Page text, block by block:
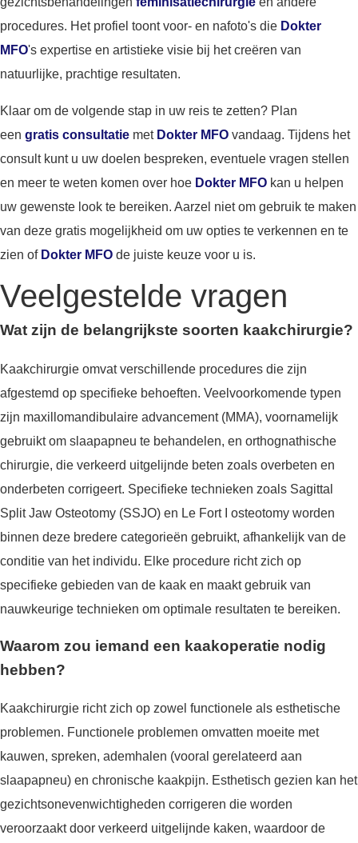
procedures. Het profiel toont voor- en nafoto's die Dokter
MFO's expertise en artistieke visie bij het creëren van
natuurlijke, prachtige resultaten.
Klaar om de volgende stap in uw reis te zetten? Plan
een gratis consultatie met Dokter MFO vandaag. Tijdens het
consult kunt u uw doelen bespreken, eventuele vragen stellen
en meer te weten komen over hoe Dokter MFO kan u helpen
uw gewenste look te bereiken. Aarzel niet om gebruik te maken
van deze gratis mogelijkheid om uw opties te verkennen en te
zien of Dokter MFO de juiste keuze voor u is.
Veelgestelde vragen
Wat zijn de belangrijkste soorten kaakchirurgie?
Kaakchirurgie omvat verschillende procedures die zijn
afgestemd op specifieke behoeften. Veelvoorkomende typen
zijn maxillomandibulaire advancement (MMA), voornamelijk
gebruikt om slaapapneu te behandelen, en orthognathische
chirurgie, die verkeerd uitgelijnde beten zoals overbeten en
onderbeten corrigeert. Specifieke technieken zoals Sagittal
Split Jaw Osteotomy (SSJO) en Le Fort I osteotomy worden
binnen deze bredere categorieën gebruikt, afhankelijk van de
conditie van het individu. Elke procedure richt zich op
specifieke gebieden van de kaak en maakt gebruik van
nauwkeurige technieken om optimale resultaten te bereiken.
Waarom zou iemand een kaakoperatie nodig
hebben?
Kaakchirurgie richt zich op zowel functionele als esthetische
problemen. Functionele problemen omvatten moeite met
kauwen, spreken, ademhalen (vooral gerelateerd aan
slaapapneu) en chronische kaakpijn. Esthetisch gezien kan het
gezichtsonevenwichtigheden corrigeren die worden
veroorzaakt door verkeerd uitgelijnde kaken, waardoor de